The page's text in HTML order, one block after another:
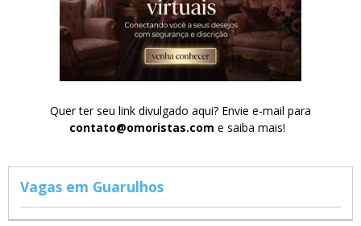
Quer ter seu link divulgado aqui? Envie e-mail para
contato@omoristas.com e saiba mais!
Vagas em Guarulhos